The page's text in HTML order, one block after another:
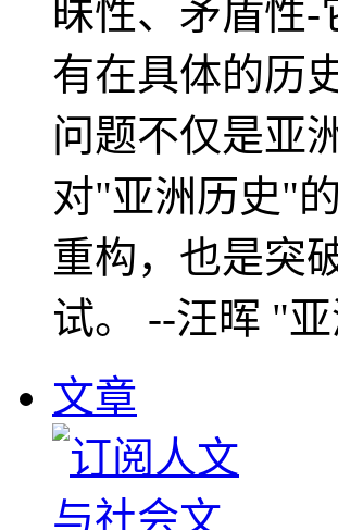
昧性、矛盾性
有在具体的历
问题不仅是亚
对"亚洲历史"
重构，也是突
试。 --汪晖 "
文章